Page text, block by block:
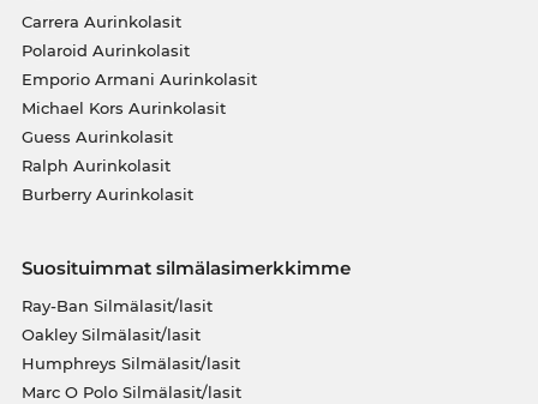
Carrera Aurinkolasit
Polaroid Aurinkolasit
Emporio Armani Aurinkolasit
Michael Kors Aurinkolasit
Guess Aurinkolasit
Ralph Aurinkolasit
Burberry Aurinkolasit
Suosituimmat silmälasimerkkimme
Ray-Ban Silmälasit/lasit
Oakley Silmälasit/lasit
Humphreys Silmälasit/lasit
Marc O Polo Silmälasit/lasit